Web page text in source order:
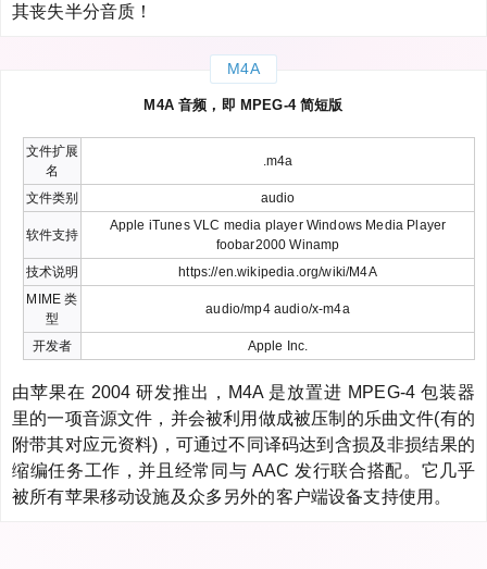
其丧失半分音质！
M4A
M4A 音频，即 MPEG-4 简短版
文件扩展
名
.m4a
文件类别 audio
软件支持
Apple iTunes VLC media player Windows Media Player
foobar2000 Winamp
技术说明
https://en.wikipedia.org/wiki/M4A
MIME 类
型
audio/mp4 audio/x-m4a
开发者 Apple Inc.
由苹果在 2004 研发推出，M4A 是放置进 MPEG-4 包装器
里的一项音源文件，并会被利用做成被压制的乐曲文件(有的
附带其对应元资料)，可通过不同译码达到含损及非损结果的
缩编任务工作，并且经常同与 AAC 发行联合搭配。它几乎
被所有苹果移动设施及众多另外的客户端设备支持使用。